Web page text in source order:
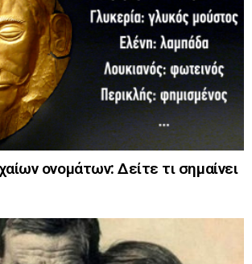
ονομάτων: Δείτε τι σημαίνει